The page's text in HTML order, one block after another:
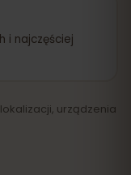
i najczęściej
urządzenia